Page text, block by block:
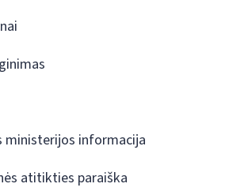
ministerijos informacija
atitikties paraiška